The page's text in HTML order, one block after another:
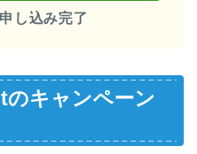
し込み完了
のキャンペーン